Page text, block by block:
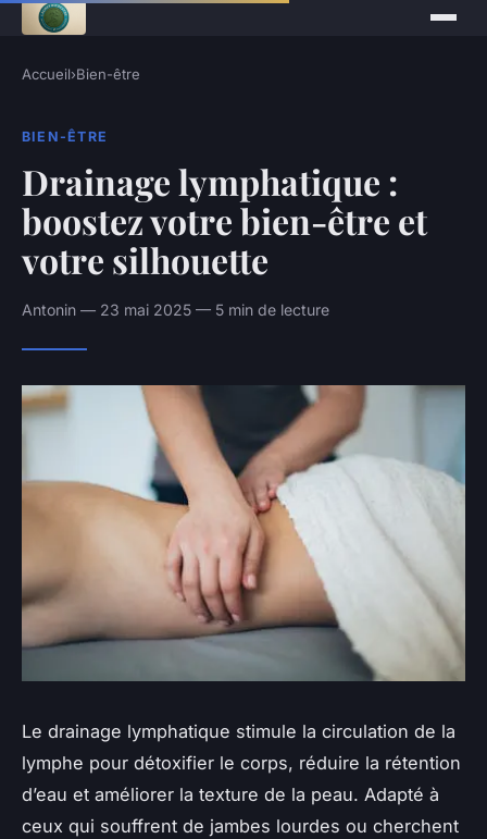
Accueil›Bien-être
BIEN-ÊTRE
Drainage lymphatique :
boostez votre bien-être et
votre silhouette
Antonin — 23 mai 2025 — 5 min de lecture
Le drainage lymphatique stimule la circulation de la
lymphe pour détoxifier le corps, réduire la rétention
d’eau et améliorer la texture de la peau. Adapté à
ceux qui souffrent de jambes lourdes ou cherchent